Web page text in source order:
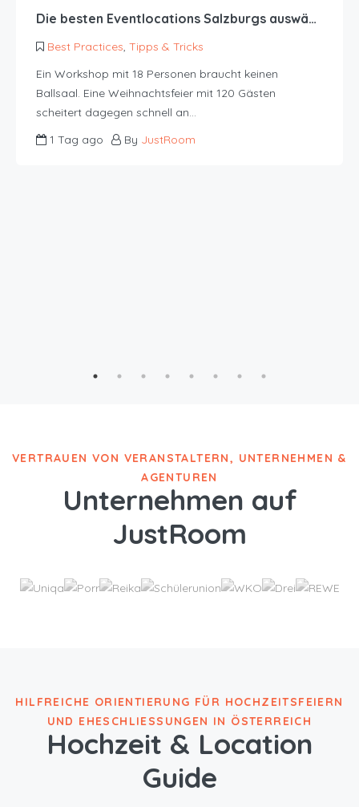
Die besten Eventlocations Salzburgs auswählen
Best Practices, Tipps & Tricks
Ein Workshop mit 18 Personen braucht keinen
Ballsaal. Eine Weihnachtsfeier mit 120 Gästen
scheitert dagegen schnell an…
1 Tag ago
By JustRoom
VERTRAUEN VON VERANSTALTERN, UNTERNEHMEN &
AGENTUREN
Unternehmen auf
JustRoom
HILFREICHE ORIENTIERUNG FÜR HOCHZEITSFEIERN
UND EHESCHLIESSUNGEN IN ÖSTERREICH
Hochzeit & Location
Guide